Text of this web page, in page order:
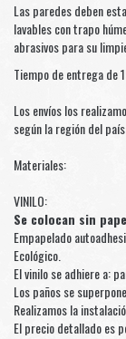
Las paredes deben
lavables con trapo
abrasivos para su
Tiempo de entrega de
Los envíos los
según la región del
Materiales:
VINILO:
Se colocan sin
Empapelado
Ecológico.
El vinilo se adhiere a:
Los paños se
Realizamos la
El precio detallado es